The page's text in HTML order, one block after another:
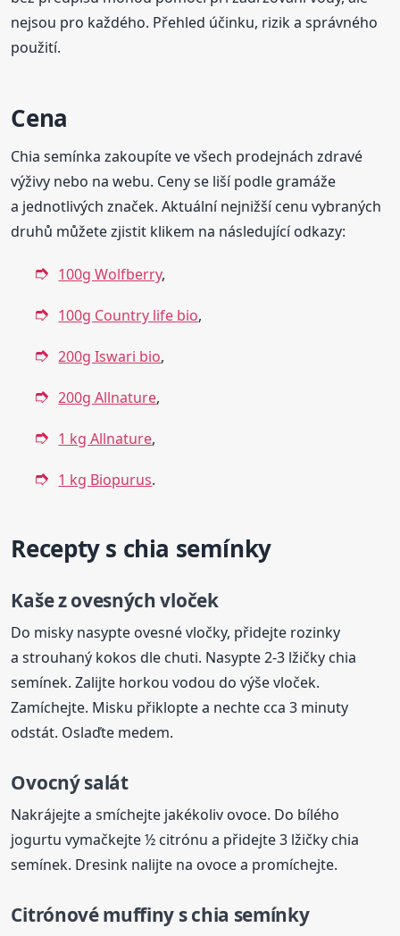
nejsou pro každého. Přehled účinku, rizik a správného
použití.
Cena
Chia semínka zakoupíte ve všech prodejnách zdravé
výživy nebo na webu. Ceny se liší podle gramáže
a jednotlivých značek. Aktuální nejnižší cenu vybraných
druhů můžete zjistit klikem na následující odkazy:
100g Wolfberry,
100g Country life bio,
200g Iswari bio,
200g Allnature,
1 kg Allnature,
1 kg Biopurus.
Recepty s chia semínky
Kaše z ovesných vloček
Do misky nasypte ovesné vločky, přidejte rozinky
a strouhaný kokos dle chuti. Nasypte 2-3 lžičky chia
semínek. Zalijte horkou vodou do výše vloček.
Zamíchejte. Misku přiklopte a nechte cca 3 minuty
odstát. Oslaďte medem.
Ovocný salát
Nakrájejte a smíchejte jakékoliv ovoce. Do bílého
jogurtu vymačkejte ½ citrónu a přidejte 3 lžičky chia
semínek. Dresink nalijte na ovoce a promíchejte.
Citrónové muffiny s chia semínky